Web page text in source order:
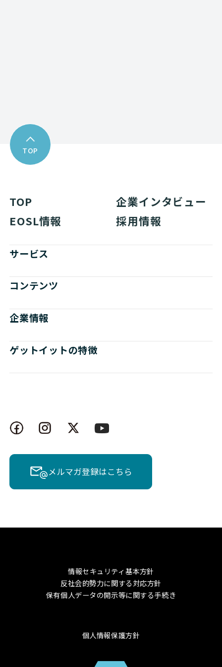
TOP
TOP
企業インタビュー
EOSL情報
採用情報
サービス
コンテンツ
企業情報
ゲットイットの特徴
メルマガ登録はこちら
情報セキュリティ基本方針
反社会的勢力に関する対応方針
保有個人データの開示等に関する手続き
個人情報保護方針